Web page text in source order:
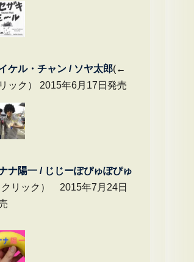
ケル・チャ ン / ソヤ太郎(←
ック） 2015年6月17日発売
ナ陽一 / じじーぽぴゅぽぴゅ
リック） 2015年7月24日